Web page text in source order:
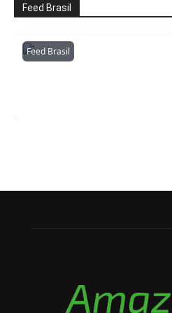
Feed Brasil
Feed BrasilAmazonianarede
1053